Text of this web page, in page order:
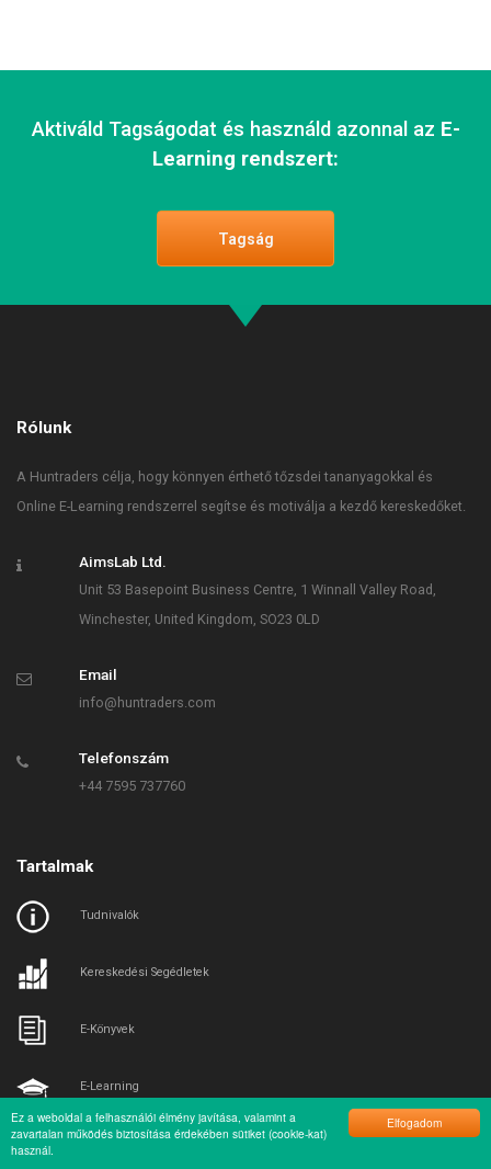
Elfogadom
Ez a weboldal a felhasználói élmény javítása, valamint a
zavartalan működés biztosítása érdekében sütiket (cookie-kat)
használ.
Aktiváld Tagságodat és használd azonnal az E-
Learning rendszert:
Tagság
Rólunk
A Huntraders célja, hogy könnyen érthető tőzsdei tananyagokkal és
Online E-Learning rendszerrel segítse és motiválja a kezdő kereskedőket.
AimsLab Ltd.
Unit 53 Basepoint Business Centre, 1 Winnall Valley Road,
Winchester, United Kingdom, SO23 0LD
Email
info@huntraders.com
Telefonszám
+44 7595 737760
Tartalmak
Tudnivalók
Kereskedési Segédletek
E-Könyvek
E-Learning
Tőzsde Tippek